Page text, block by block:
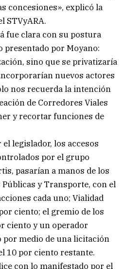
concesiones», explicó la
STVyARA.
fue clara con su postura
presentado por Moyano:
sino que se privatizaría
nuevos actores
nos recuerda la intención
de Corredores Viales
y recortar funciones de
legislador, los accesos
por el grupo
pasarían a manos de los
y Transporte, con el
cada uno; Vialidad
ciento; el gremio de los
ciento y un operador
por medio de una licitación
10 por ciento restante.
con lo manifestado por el